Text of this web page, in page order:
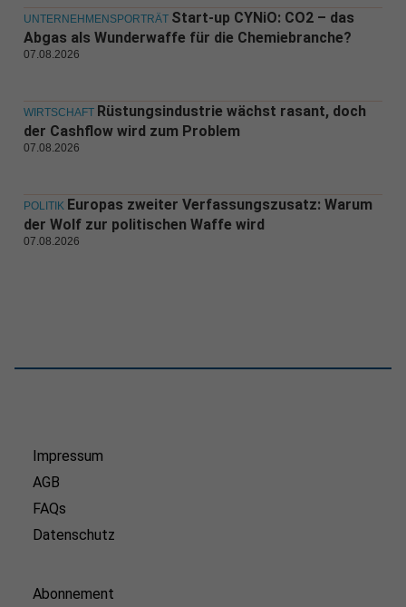
UNTERNEHMENSPORTRÄT Start-up CYNiO: CO2 – das
Abgas als Wunderwaffe für die Chemiebranche?
07.08.2026
WIRTSCHAFT Rüstungsindustrie wächst rasant, doch
der Cashflow wird zum Problem
07.08.2026
POLITIK Europas zweiter Verfassungszusatz: Warum
der Wolf zur politischen Waffe wird
07.08.2026
Impressum
AGB
FAQs
Datenschutz
Abonnement